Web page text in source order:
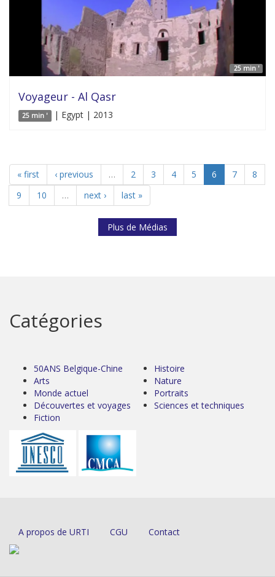
25 min '
Voyageur - Al Qasr
25 min ' | Egypt | 2013
« first ‹ previous … 2 3 4 5 6 7
8
9
10 … next › last »
Plus de Médias
Catégories
50ANS Belgique-Chine
Arts
Monde actuel
Découvertes et voyages
Fiction
Histoire
Nature
Portraits
Sciences et techniques
A propos de URTI CGU Contact